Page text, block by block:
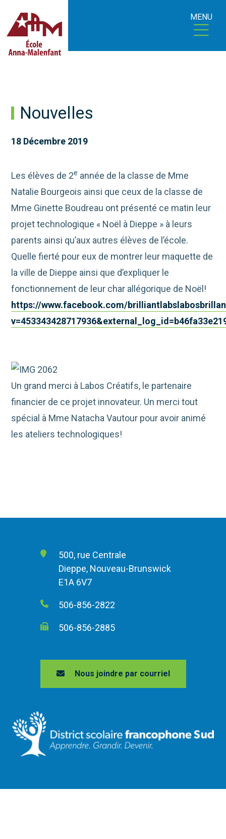
MENU
Nouvelles
18 Décembre 2019
Les élèves de 2e année de la classe de Mme
Natalie Bourgeois ainsi que ceux de la classe de
Mme Ginette Boudreau ont présenté ce matin leur
projet technologique « Noël à Dieppe » à leurs
parents ainsi qu’aux autres élèves de l’école.
Quelle fierté pour eux de montrer leur maquette de
la ville de Dieppe ainsi que d’expliquer le
fonctionnement de leur char allégorique de Noël!
https://www.facebook.com/
Un grand merci à Labos Créatifs, le partenaire
financier de ce projet innovateur. Un merci tout
spécial à Mme Natacha Vautour pour avoir animé
les ateliers technologiques!
500, rue Centrale
Dieppe, Nouveau-Brunswick
E1A 6V7
506-856-2822
506-856-2885
Nous joindre par courriel